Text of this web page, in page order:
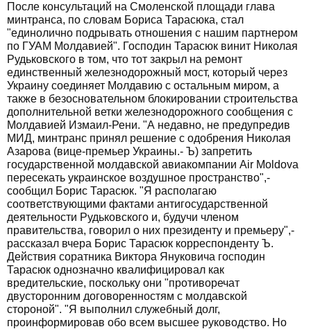
После консультаций на Смоленской площади глава
минтранса, по словам Бориса Тарасюка, стал
"единолично подрывать отношения с нашим партнером
по ГУАМ Молдавией". Господин Тарасюк винит Николая
Рудьковского в том, что тот закрыл на ремонт
единственный железнодорожный мост, который через
Украину соединяет Молдавию с остальным миром, а
также в безосновательном блокировании строительства
дополнительной ветки железнодорожного сообщения с
Молдавией Измаил-Рени. "А недавно, не предупредив
МИД, минтранс принял решение с одобрения Николая
Азарова (вице-премьер Украины.- Ъ) запретить
государственной молдавской авиакомпании Air Moldova
пересекать украинское воздушное пространство",-
сообщил Борис Тарасюк. "Я располагаю
соответствующими фактами антигосударственной
деятельности Рудьковского и, будучи членом
правительства, говорил о них президенту и премьеру",-
рассказал вчера Борис Тарасюк корреспонденту Ъ.
Действия соратника Виктора Януковича господин
Тарасюк однозначно квалифицировал как
вредительские, поскольку они "противоречат
двусторонним договоренностям с молдавской
стороной". "Я выполнил служебный долг,
проинформировав обо всем высшее руководство. Но